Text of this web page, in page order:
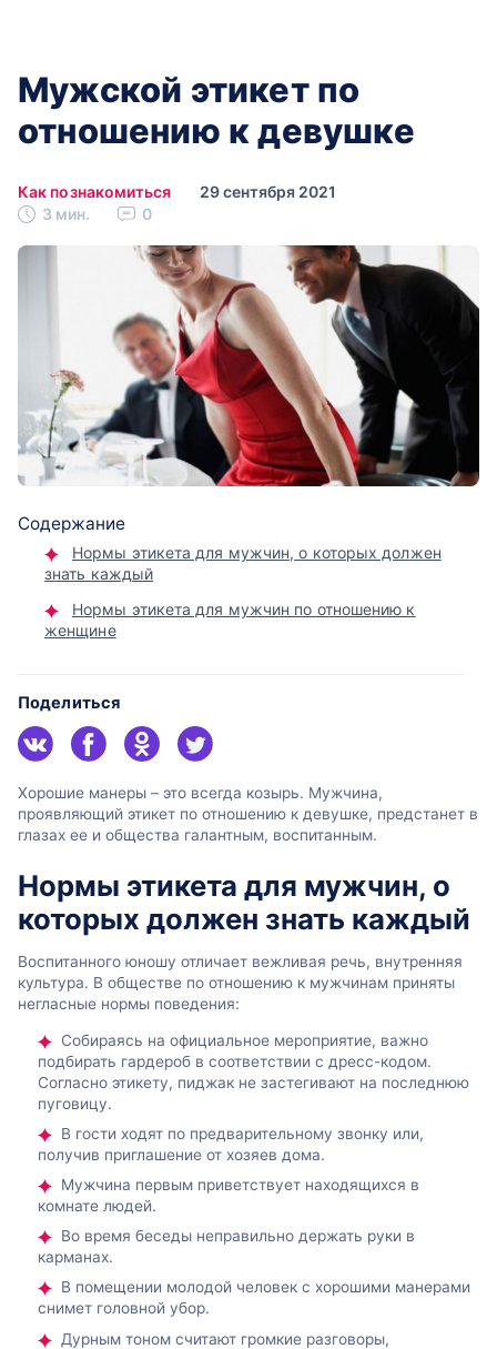
Мужской этикет по
отношению к девушке
Как познакомиться
29 сентября 2021
3 мин.
0
Содержание
Нормы этикета для мужчин, о которых должен
знать каждый
Нормы этикета для мужчин по отношению к
женщине
Поделиться
Хорошие манеры – это всегда козырь. Мужчина,
проявляющий этикет по отношению к девушке, предстанет в
глазах ее и общества галантным, воспитанным.
Нормы этикета для мужчин, о
которых должен знать каждый
Воспитанного юношу отличает вежливая речь, внутренняя
культура. В обществе по отношению к мужчинам приняты
негласные нормы поведения:
Собираясь на официальное мероприятие, важно
подбирать гардероб в соответствии с дресс-кодом.
Согласно этикету, пиджак не застегивают на последнюю
пуговицу.
В гости ходят по предварительному звонку или,
получив приглашение от хозяев дома.
Мужчина первым приветствует находящихся в
комнате людей.
Во время беседы неправильно держать руки в
карманах.
В помещении молодой человек с хорошими манерами
снимет головной убор.
Дурным тоном считают громкие разговоры,